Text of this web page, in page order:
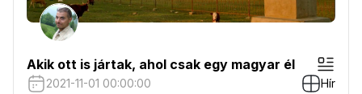
Akik ott is jártak, ahol csak egy magyar él
2021-11-01 00:00:00 Hír